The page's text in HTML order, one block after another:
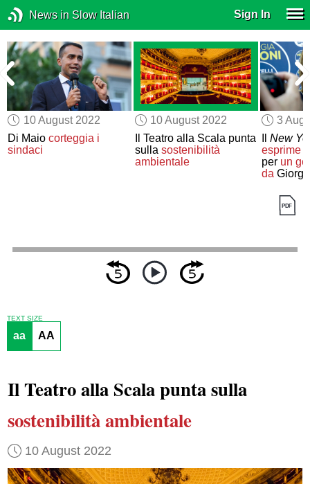
News in Slow Italian Sign In
10 August 2022
Di Maiocorteggia i
sindaci
10 August 2022
Il Teatro alla Scala punta
sulla sostenibilità
ambientale
3
New
esprime
per un
da
TEXT SIZE
aa AA
Il Teatro alla Scala punta sulla
sostenibilità ambientale
10 August 2022